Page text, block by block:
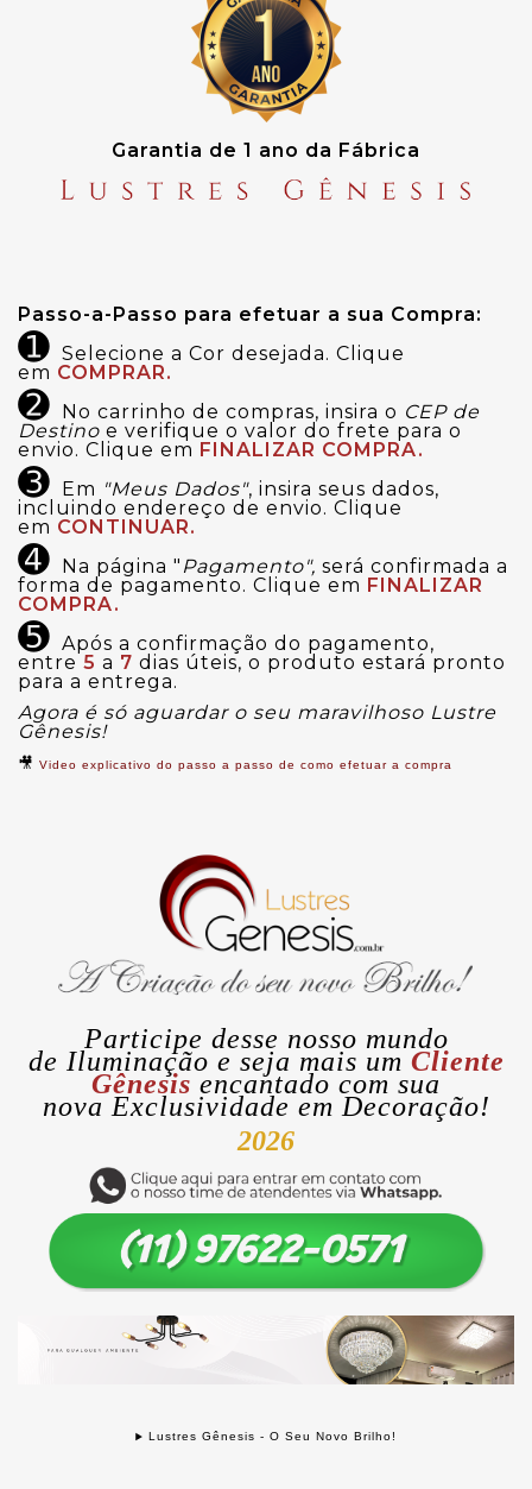
Garantia de 1 ano da Fábrica
Passo-a-Passo para efetuar a sua Compra:
➊ Selecione a Cor desejada. Clique
em COMPRAR.
➋ No carrinho de compras, insira o CEP de
Destino e verifique o valor do frete para o
envio. Clique em FINALIZAR COMPRA.
➌ Em "Meus Dados", insira seus dados,
incluindo endereço de envio. Clique
em CONTINUAR.
➍ Na página " Pagamento", será confirmada a
forma de pagamento. Clique em FINALIZAR
COMPRA.
➎ Após a confirmação do pagamento,
entre 5 a 7 dias úteis, o produto estará pronto
para a entrega.
Agora é só aguardar o seu maravilhoso Lustre
Gênesis!
🎥 Video explicativo do passo a passo de como efetuar a compra
Participe desse nosso mundo
de Iluminação e seja mais um Cliente
Gênesis encantado com sua
nova Exclusividade em Decoração!
2026
Lustres Gênesis - O Seu Novo Brilho!